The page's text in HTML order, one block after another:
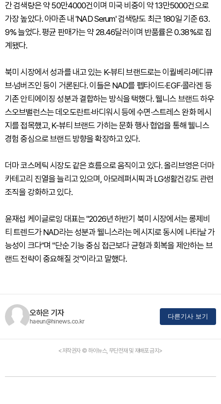
간 검색량은 약 50만4000건이며 미국 비중이 약 13만5000건으로
가장 높았다. 아마존 내 'NAD Serum' 검색량도 최근 180일 기준 63.
9% 늘었다. 평균 판매가는 약 28.46달러이며 반품률은 0.38%로 집
계됐다.
북미 시장에서 성과를 내고 있는 K-뷰티 브랜드로는 이퀄베리·메디큐
브·넘버즈인 등이 거론된다. 이들은 NAD를 펩타이드·EGF·콜라겐 등
기존 안티에이징 성분과 결합하는 방식을 택했다. 웰니스 브랜드 하우
스오브밸런스는 데오도란트·바디워시 등에 수면·스트레스 완화 메시
지를 접목했고, K-뷰티 브랜드 가히는 문화 행사 협업을 통해 웰니스
경험 중심으로 브랜드 방향을 확장하고 있다.
더마 코스메틱 시장도 같은 흐름으로 움직이고 있다. 올리브영은 더마
카테고리 진열을 늘리고 있으며, 아모레퍼시픽과 LG생활건강도 관련
조직을 강화하고 있다.
윤재섭 케이글로잉 대표는 "2026년 하반기 북미 시장에서는 롱제비
티 트렌드가 NAD라는 성분과 웰니스라는 메시지로 동시에 나타날 가
능성이 크다"며 "단순 기능 중심 접근보다 균형과 회복을 제안하는 브
랜드 전략이 중요해질 것"이라고 말했다.
오하은 기자
haeun@hinews.co.kr
다른기사 보기
<저작권자 © 하이뉴스, 무단전재 및 재배포 금지>